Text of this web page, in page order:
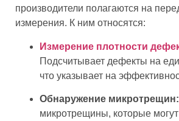
производители полагаются на
измерения. К ним относятся:
Измерение плотности
Подсчитывает дефекты на
что указывает на
Обнаружение микротрещин:
микротрещины, которые могут